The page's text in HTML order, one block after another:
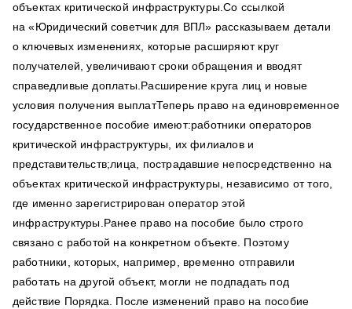
объектах критической инфраструктуры.Со ссылкой
на «Юридический советчик для ВПЛ» рассказываем детали
о ключевых изменениях, которые расширяют круг
получателей, увеличивают сроки обращения и вводят
справедливые доплаты.Расширение круга лиц и новые
условия получения выплатТеперь право на единовременное
государственное пособие имеют:работники операторов
критической инфраструктуры, их филиалов и
представительств;лица, пострадавшие непосредственно на
объектах критической инфраструктуры, независимо от того,
где именно зарегистрирован оператор этой
инфраструктуры.Ранее право на пособие было строго
связано с работой на конкретном объекте. Поэтому
работники, которых, например, временно отправили
работать на другой объект, могли не подпадать под
действие Порядка. После изменений право на пособие